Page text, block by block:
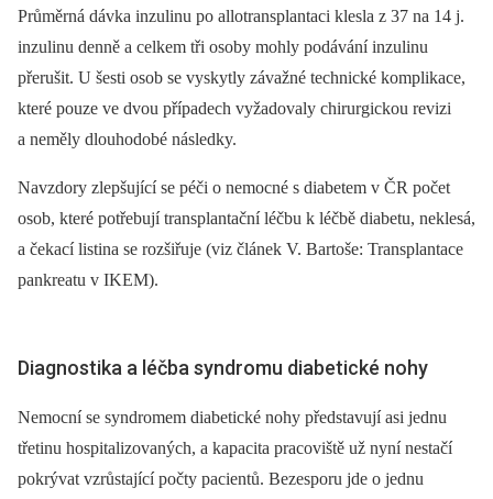
Průměrná dávka inzulinu po allotransplantaci klesla z 37 na 14 j.
inzulinu denně a celkem tři osoby mohly podávání inzulinu
přerušit. U šesti osob se vyskytly závažné technické komplikace,
které pouze ve dvou případech vyžadovaly chirurgickou revizi
a neměly dlouhodobé následky.
Navzdory zlepšující se péči o nemocné s diabetem v ČR počet
osob, které potřebují transplantační léčbu k léčbě diabetu, neklesá,
a čekací listina se rozšiřuje (viz článek V. Bartoše: Transplantace
pankreatu v IKEM).
Diagnostika a léčba syndromu diabetické nohy
Nemocní se syndromem diabetické nohy představují asi jednu
třetinu hospitalizovaných, a kapacita pracoviště už nyní nestačí
pokrývat vzrůstající počty pacientů. Bezesporu jde o jednu